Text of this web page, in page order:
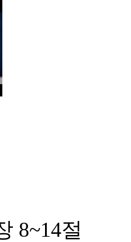
8~14절